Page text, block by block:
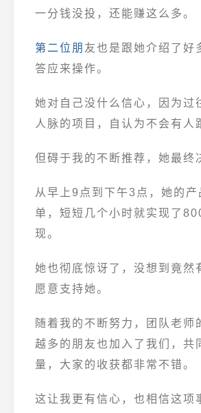
一分钱没投，还能赚这么多。
第二位朋 友也是跟她介绍了好
答应来操作。
她对自己没什么信心，因为过
人脉的项目，自认为不会有人
但碍于我的不断推荐，她最终
从早上9点到下午3点，她的产
单，短短几个小时就实现了
现。
她也彻底惊讶了，没想到竟然
愿意支持她。
随着我的不断努力，团队老师
越多的朋友也加入了我们，共
量，大家的收获都非常不错。
这让我更有信心，也相信这项